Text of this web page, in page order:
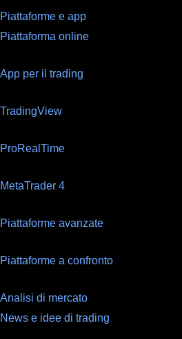
Piattaforme e app
Piattaforma online
App per il trading
TradingView
ProRealTime
MetaTrader 4
Piattaforme avanzate
Piattaforme a confronto
Analisi di mercato
News e idee di trading